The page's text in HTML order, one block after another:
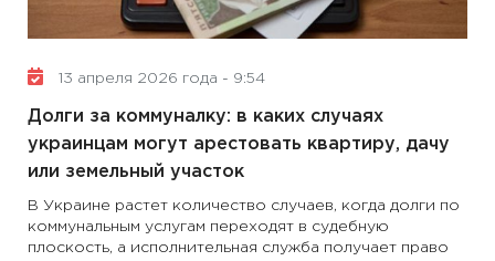
13 апреля 2026 года - 9:54
Долги за коммуналку: в каких случаях
украинцам могут арестовать квартиру, дачу
или земельный участок
В Украине растет количество случаев, когда долги по
коммунальным услугам переходят в судебную
плоскость, а исполнительная служба получает право